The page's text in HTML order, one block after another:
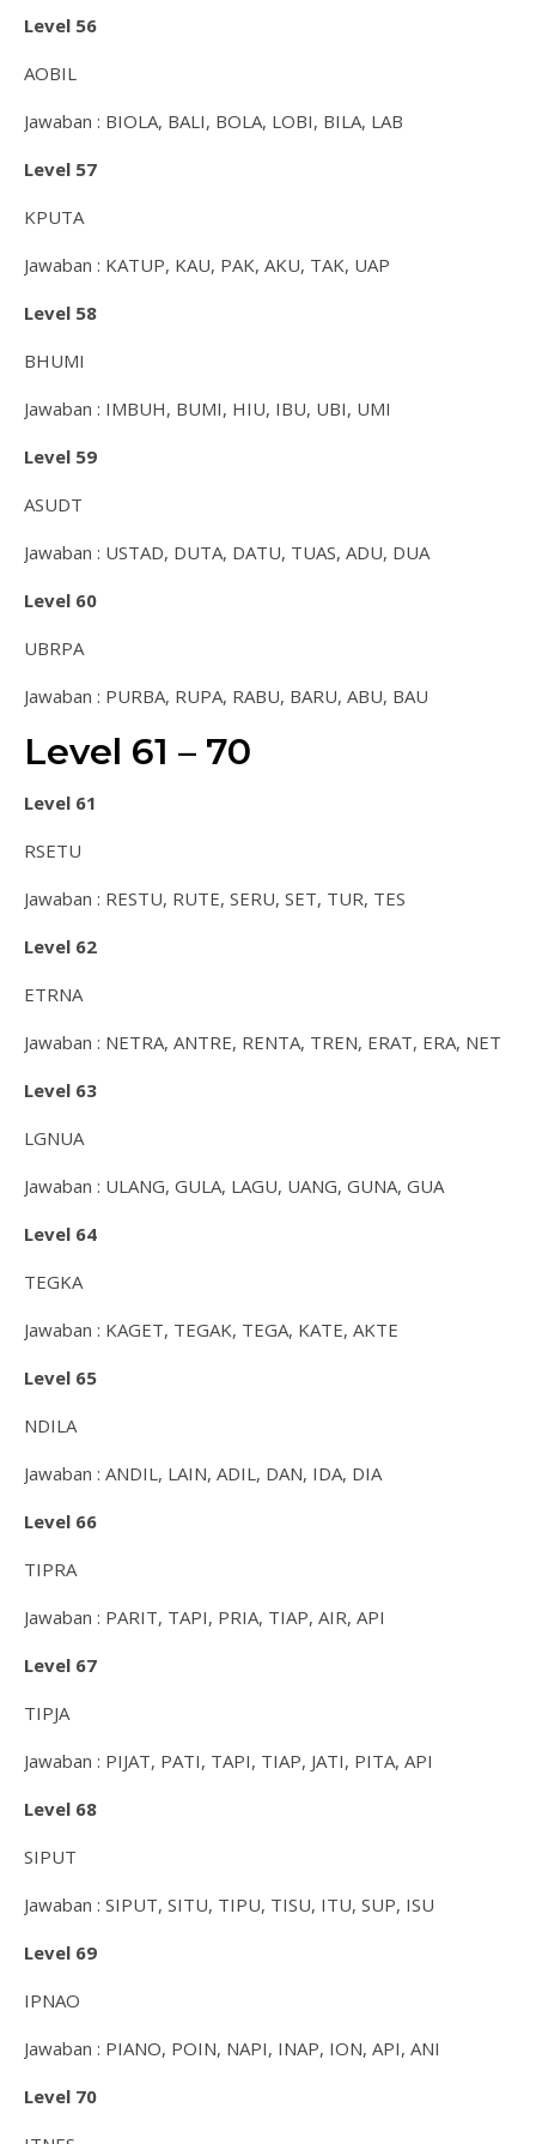
Level 56
AOBIL
Jawaban : BIOLA, BALI, BOLA, LOBI, BILA, LAB
Level 57
KPUTA
Jawaban : KATUP, KAU, PAK, AKU, TAK, UAP
Level 58
BHUMI
Jawaban : IMBUH, BUMI, HIU, IBU, UBI, UMI
Level 59
ASUDT
Jawaban : USTAD, DUTA, DATU, TUAS, ADU, DUA
Level 60
UBRPA
Jawaban : PURBA, RUPA, RABU, BARU, ABU, BAU
Level 61 – 70
Level 61
RSETU
Jawaban : RESTU, RUTE, SERU, SET, TUR, TES
Level 62
ETRNA
Jawaban : NETRA, ANTRE, RENTA, TREN, ERAT, ERA, NET
Level 63
LGNUA
Jawaban : ULANG, GULA, LAGU, UANG, GUNA, GUA
Level 64
TEGKA
Jawaban : KAGET, TEGAK, TEGA, KATE, AKTE
Level 65
NDILA
Jawaban : ANDIL, LAIN, ADIL, DAN, IDA, DIA
Level 66
TIPRA
Jawaban : PARIT, TAPI, PRIA, TIAP, AIR, API
Level 67
TIPJA
Jawaban : PIJAT, PATI, TAPI, TIAP, JATI, PITA, API
Level 68
SIPUT
Jawaban : SIPUT, SITU, TIPU, TISU, ITU, SUP, ISU
Level 69
IPNAO
Jawaban : PIANO, POIN, NAPI, INAP, ION, API, ANI
Level 70